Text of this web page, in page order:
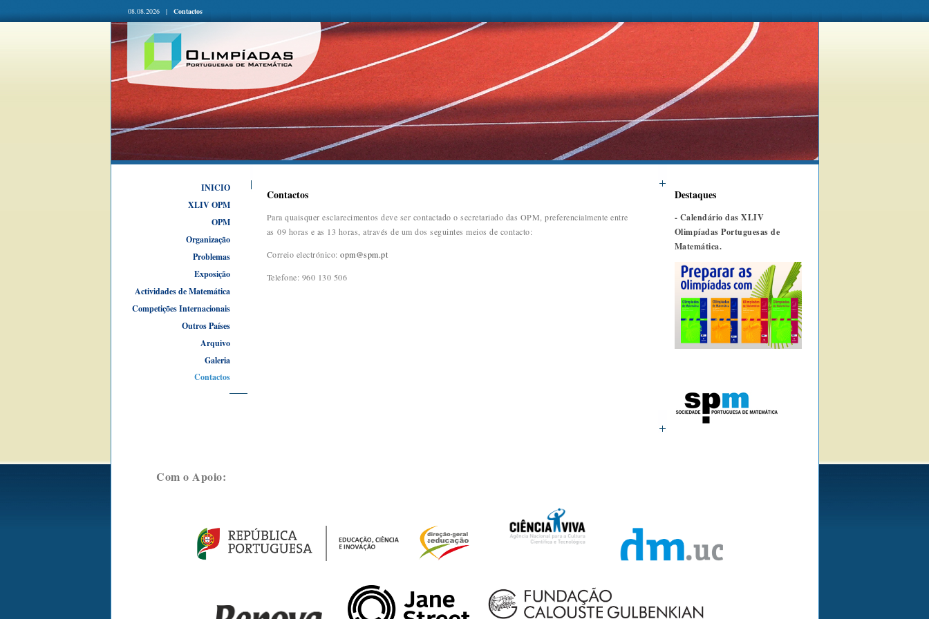
08.08.2026 | Contactos
INICIO
XLIV OPM
OPM
Organização
Problemas
Exposição
Actividades de Matemática
Competições Internacionais
Outros Países
Arquivo
Galeria
Contactos
Contactos
Para quaisquer esclarecimentos deve ser contactado o secretariado das OPM, preferencialmente entre
as 09 horas e as 13 horas, através de um dos seguintes meios de contacto:
Correio electrónico: opm@spm.pt
Telefone: 960 130 506
Destaques
- Calendário das XLIV
Olimpíadas Portuguesas de
Matemática.
Com o Apoio: